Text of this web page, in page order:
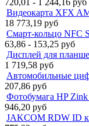
Видеокарта XFX
18 773,19 руб
Смарт-кольцо NFC
63,86 - 153,25 руб
Дисплей для
1 719,58 руб
Автомобильные
207,86 руб
Фотобумага HP Zink
946,20 руб
JAKCOM RDW ID